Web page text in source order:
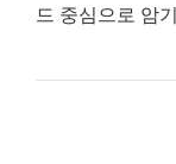
드 중심으로 암